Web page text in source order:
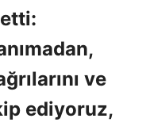
ve
ediyoruz,